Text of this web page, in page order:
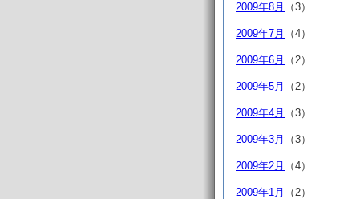
2009年8月 （3）
2009年7月 （4）
2009年6月 （2）
2009年5月 （2）
2009年4月 （3）
2009年3月 （3）
2009年2月 （4）
2009年1月 （2）